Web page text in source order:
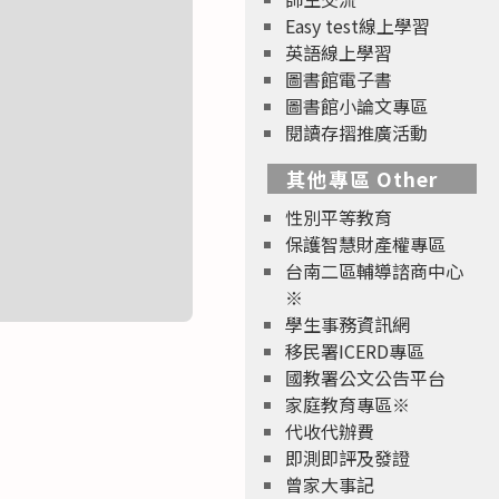
Easy test線上學習
英語線上學習
圖書館電子書
圖書館小論文專區
閱讀存摺推廣活動
其他專區 Other
性別平等教育
保護智慧財產權專區
台南二區輔導諮商中心
※
學生事務資訊網
移民署ICERD專區
國教署公文公告平台
家庭教育專區※
代收代辦費
即測即評及發證
曾家大事記